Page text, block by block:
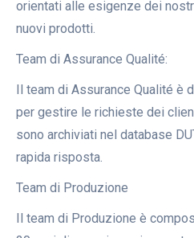
orientati alle esigenze dei
nuovi prodotti.
Team di Assurance Qualité:
Il team di Assurance Qualité è
per gestire le richieste dei
sono archiviati nel database
rapida risposta.
Team di Produzione
Il team di Produzione è